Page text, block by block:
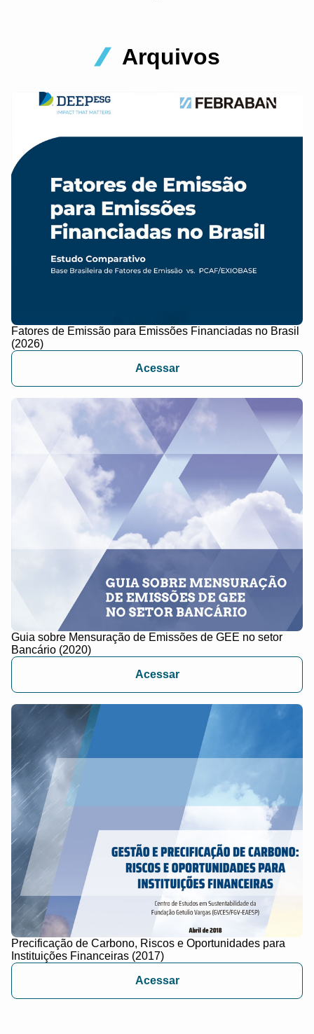
Arquivos
Fatores de Emissão para Emissões Financiadas no Brasil
(2026)
Acessar
Guia sobre Mensuração de Emissões de GEE no setor
Bancário (2020)
Acessar
Precificação de Carbono, Riscos e Oportunidades para
Instituições Financeiras (2017)
Acessar